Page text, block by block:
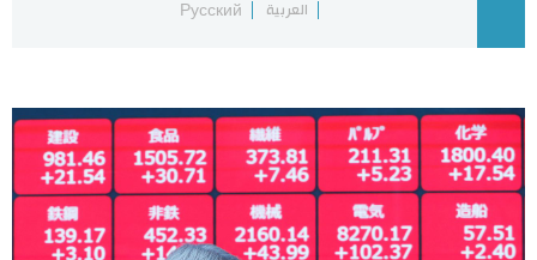
اليابان في فيديو
مانغا وأنيمي
علوم وتكنولوجيا
العربية
Русский